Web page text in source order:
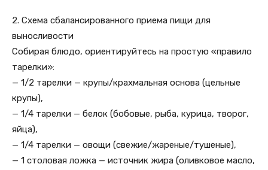
2. Схема сбалансированного приема пищи для
выносливости
Собирая блюдо, ориентируйтесь на простую «правило
тарелки»:
— 1/2 тарелки — крупы/крахмальная основа (цельные
крупы),
— 1/4 тарелки — белок (бобовые, рыба, курица, творог,
яйца),
— 1/4 тарелки — овощи (свежие/жареные/тушеные),
— 1 столовая ложка — источник жира (оливковое масло,